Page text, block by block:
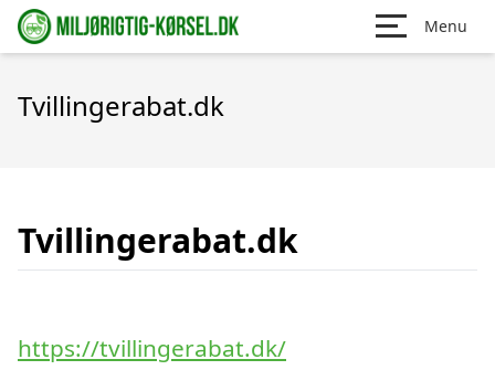
Menu
Tvillingerabat.dk
Tvillingerabat.dk
https://tvillingerabat.dk/